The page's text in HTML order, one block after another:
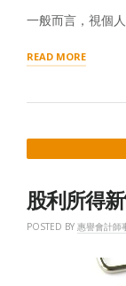
一般而言，視個
READ MORE“股
得
分
較
稅？
股利所得
POSTED BY 惠譽會計師